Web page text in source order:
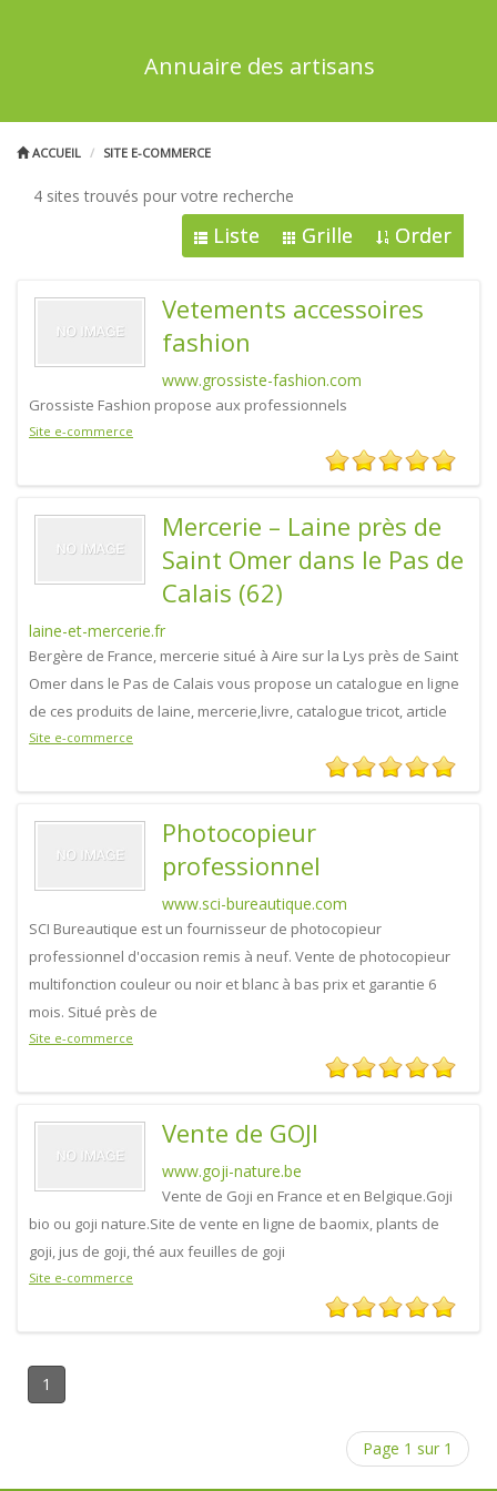
Annuaire des artisans
ACCUEIL SITE E-COMMERCE
4 sites trouvés pour votre recherche
Liste Grille Order
Vetements accessoires
fashion
www.grossiste-fashion.com
Grossiste Fashion propose aux professionnels
Site e-commerce
Mercerie – Laine près de
Saint Omer dans le Pas de
Calais (62)
laine-et-mercerie.fr
Bergère de France, mercerie situé à Aire sur la Lys près de Saint
Omer dans le Pas de Calais vous propose un catalogue en ligne
de ces produits de laine, mercerie,livre, catalogue tricot, article
Site e-commerce
Photocopieur
professionnel
www.sci-bureautique.com
SCI Bureautique est un fournisseur de photocopieur
professionnel d'occasion remis à neuf. Vente de photocopieur
multifonction couleur ou noir et blanc à bas prix et garantie 6
mois. Situé près de
Site e-commerce
Vente de GOJI
www.goji-nature.be
Vente de Goji en France et en Belgique.Goji
bio ou goji nature.Site de vente en ligne de baomix, plants de
goji, jus de goji, thé aux feuilles de goji
Site e-commerce
1
Page 1 sur 1